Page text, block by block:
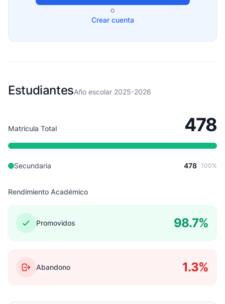
o
Crear cuenta
EstudiantesAño escolar 2025-2026
Matrícula Total 478
Secundaria 478 100%
Rendimiento Académico
Promovidos 98.7%
Abandono 1.3%